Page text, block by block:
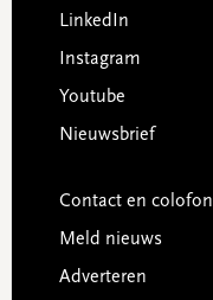
LinkedIn
Instagram
Youtube
Nieuwsbrief
Contact en colofon
Meld nieuws
Adverteren